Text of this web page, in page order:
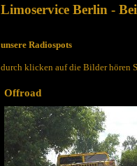
Limoservice Berlin -
unsere Radiospots
durch klicken auf die Bilder hören
Offroad